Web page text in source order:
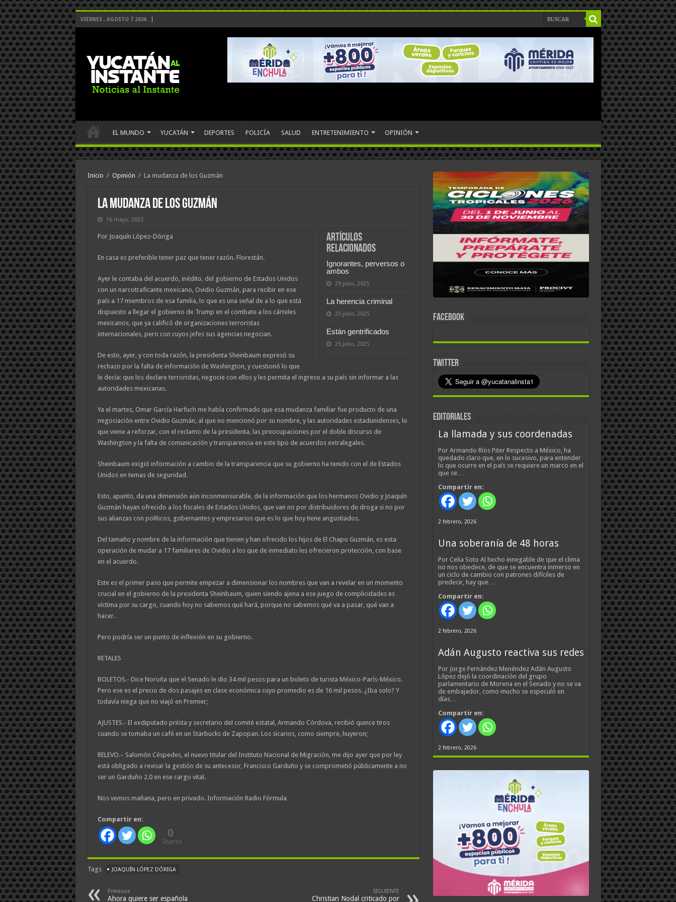
VIERNES , AGOSTO 7 2026
EL MUNDO YUCATÁN DEPORTES POLICÍA SALUD ENTRETENIMIENTO OPINIÓN
Inicio / Opinión / La mudanza de los Guzmán
La mudanza de los Guzmán
16 mayo, 2025
Artículos
relacionados
Ignorantes, perversos o
ambos
29 julio, 2025
La herencia criminal
25 julio, 2025
Están gentrificados
25 julio, 2025
Por Joaquín López-Dóriga
En casa es preferible tener paz que tener razón. Florestán.
Ayer le contaba del acuerdo, inédito, del gobierno de Estados Unidos
con un narcotraficante mexicano, Ovidio Guzmán, para recibir en ese
país a 17 miembros de esa familia, lo que es una señal de a lo que está
dispuesto a llegar el gobierno de Trump en el combate a los cárteles
mexicanos, que ya calificó de organizaciones terroristas
internacionales, pero con cuyos jefes sus agencias negocian.
De esto, ayer, y con toda razón, la presidenta Sheinbaum expresó su
rechazo por la falta de información de Washington, y cuestionó lo que
le decía: que los declare terroristas, negocie con ellos y les permita el ingreso a su país sin informar a las
autoridades mexicanas.
Ya el martes, Omar García Harfuch me había confirmado que esa mudanza familiar fue producto de una
negociación entre Ovidio Guzmán, al que no mencionó por su nombre, y las autoridades estadunidenses, lo
que viene a reforzar, con el reclamo de la presidenta, las preocupaciones por el doble discurso de
Washington y la falta de comunicación y transparencia en este tipo de acuerdos extralegales.
Sheinbaum exigió información a cambio de la transparencia que su gobierno ha tenido con el de Estados
Unidos en temas de seguridad.
Esto, apunto, da una dimensión aún inconmensurable, de la información que los hermanos Ovidio y Joaquín
Guzmán hayan ofrecido a los fiscales de Estados Unidos, que van no por distribuidores de droga si no por
sus alianzas con políticos, gobernantes y empresarios que es lo que hoy tiene angustiados.
Del tamaño y nombre de la información que tienen y han ofrecido los hijos de El Chapo Guzmán, es esta
operación de mudar a 17 familiares de Ovidio a los que de inmediato les ofrecieron protección, con base
en el acuerdo.
Este es el primer paso que permite empezar a dimensionar los nombres que van a revelar en un momento
crucial en el gobierno de la presidenta Sheinbaum, quien siendo ajena a ese juego de complicidades es
víctima por su cargo, cuando hoy no sabemos qué hará, porque no sabemos qué va a pasar, qué van a
hacer.
Pero podría ser un punto de inflexión en su gobierno.
RETALES
BOLETOS.- Dice Noroña que el Senado le dio 34 mil pesos para un boleto de turista México-París-México.
Pero ese es el precio de dos pasajes en clase económica cuyo promedio es de 16 mil pesos. ¿Iba solo? Y
todavía niega que no viajó en Premier;
AJUSTES.- El exdiputado priísta y secretario del comité estatal, Armando Córdova, recibió quince tiros
cuando se tomaba un café en un Starbucks de Zapopan. Los sicarios, como siempre, huyeron;
RELEVO.– Salomón Céspedes, el nuevo titular del Instituto Nacional de Migración, me dijo ayer que por ley
está obligado a revisar la gestión de su antecesor, Francisco Garduño y se comprometió públicamente a no
ser un Garduño 2.0 en ese cargo vital.
Nos vemos mañana, pero en privado. Información Radio Fórmula
Compartir en:
0
Shares
Tags JOAQUÍN LÓPEZ DÓRIGA
Previous
Ahora quiere ser española
SIGUIENTE
Christian Nodal criticado por
FACEBOOK
TWITTER
EDITORIALES
La llamada y sus coordenadas
Por Armando Ríos Piter Respecto a México, ha
quedado claro que, en lo sucesivo, para entender
lo que ocurre en el país se requiere un marco en el
que se…
Compartir en:
2 febrero, 2026
Una soberanía de 48 horas
Por Celia Soto Al hecho innegable de que el clima
no nos obedece, de que se encuentra inmerso en
un ciclo de cambio con patrones difíciles de
predecir, hay que…
Compartir en:
2 febrero, 2026
Adán Augusto reactiva sus redes
Por Jorge Fernández Menéndez Adán Augusto
López dejó la coordinación del grupo
parlamentario de Morena en el Senado y no se va
de embajador, como mucho se especuló en
días…
Compartir en:
2 febrero, 2026